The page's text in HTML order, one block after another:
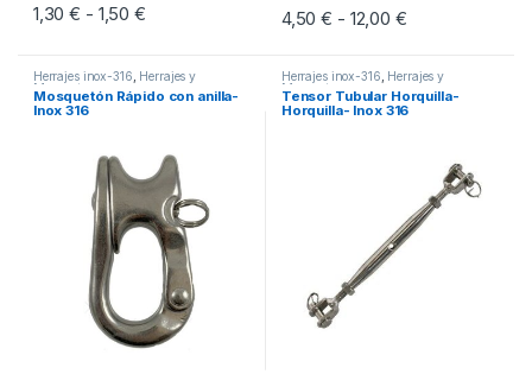
1,30€ - 1,50€Rango de precios: desde 1,30 € hasta 1,50 €
Este producto tiene múltiples variantes. Las opciones se pueden
4,50€ - 12,00 €Rango de
Este producto tiene múltiples
Herrajes inox-316, Herrajes y
Mosquetones
Mosquetón Rápido con anilla-
Inox 316
Herrajes inox-316, Herrajes y
Mosquetones
Tensor Tubular Horquilla-
Horquilla- Inox 316